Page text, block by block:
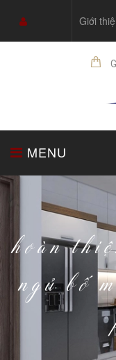
Giới
MENU
TỦ
hoàn
ngủ bố